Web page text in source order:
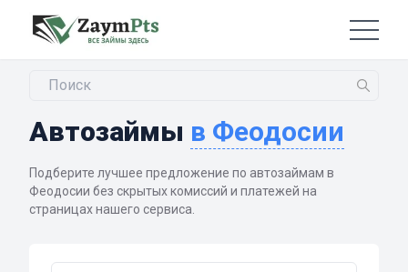
Автозаймы в Феодосии
Подберите лучшее предложение по автозаймам в
Феодосии без скрытых комиссий и платежей на
страницах нашего сервиса.